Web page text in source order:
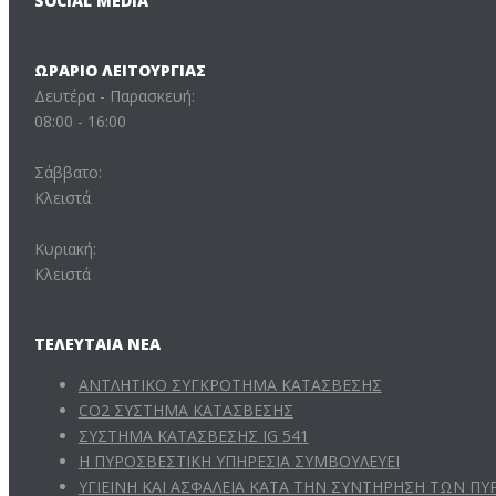
ΩΡΆΡΙΟ ΛΕΙΤΟΥΡΓΊΑΣ
Δευτέρα - Παρασκευή:
08:00 - 16:00
Σάββατο:
Κλειστά
Κυριακή:
Κλειστά
ΤΕΛΕΥΤΑΊΑ ΝΈΑ
ΑΝΤΛΗΤΙΚΟ ΣΥΓΚΡΟΤΗΜΑ ΚΑΤΑΣΒΕΣΗΣ
CO2 ΣΥΣΤΗΜΑ ΚΑΤΑΣΒΕΣΗΣ
ΣΥΣΤΗΜΑ ΚΑΤΑΣΒΕΣΗΣ IG 541
Η ΠΥΡΟΣΒΕΣΤΙΚΗ ΥΠΗΡΕΣΙΑ ΣΥΜΒΟΥΛΕΥΕΙ
ΥΓΙΕΙΝΗ ΚΑΙ ΑΣΦΑΛΕΙΑ ΚΑΤΑ ΤΗΝ ΣΥΝΤΗΡΗΣΗ ΤΩΝ